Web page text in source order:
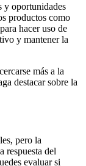
y oportunidades
productos como
hacer uso de
y mantener la
más a la
destacar sobre la
pero la
respuesta del
evaluar si